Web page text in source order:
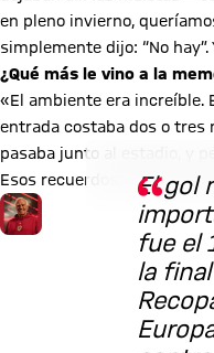
en pleno invierno,
simplemente dijo: “No
¿Qué más le vino a la
«El ambiente era increíble.
entrada costaba dos o tres
pasaba junto al estadio, y
Esos recuerdos, esa
© FC Bayern
El gol
fue el
la